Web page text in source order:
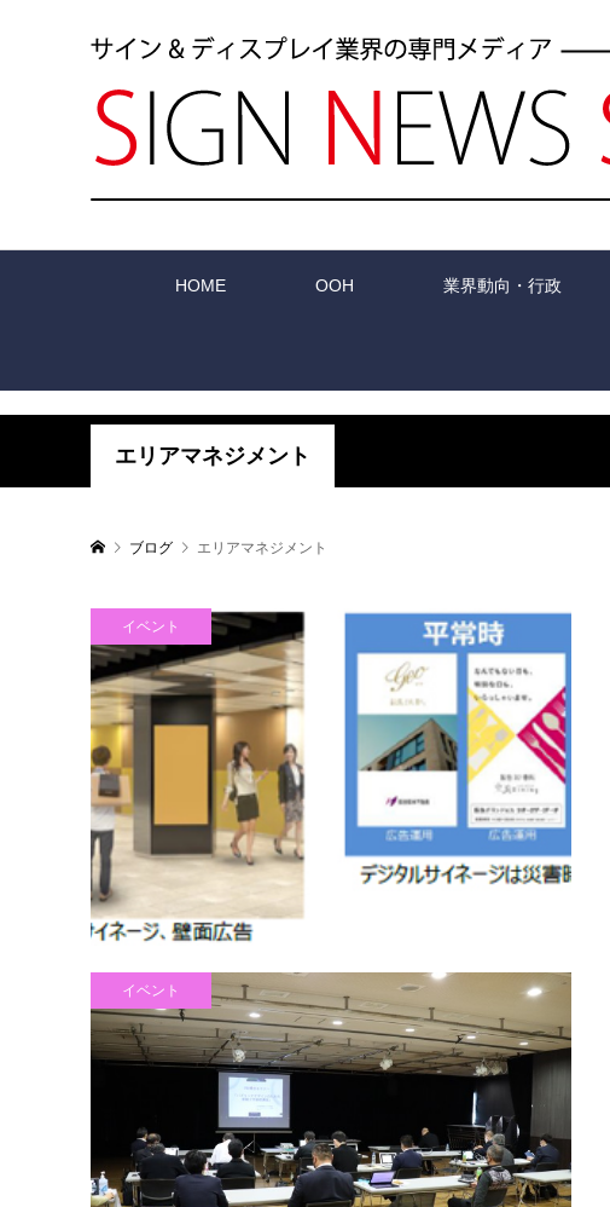
HOME OOH 業界動向・行政
エリアマネジメント
ブログ エリアマネジメント
イベント
イベント